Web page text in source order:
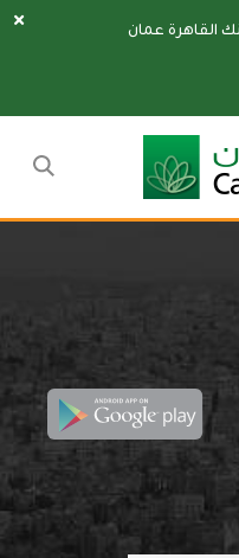
القاهرة عمان